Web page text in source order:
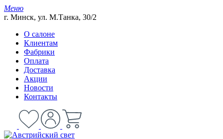
Меню
г. Минск, ул. М.Танка, 30/2
О салоне
Клиентам
Фабрики
Оплата
Доставка
Акции
Новости
Контакты